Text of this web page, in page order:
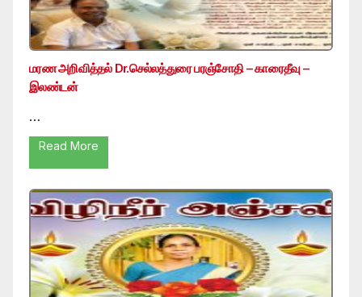
மரண அறிவித்தல் Dr.செல்லத்துரை பரஞ்சோதி – காரைதீவு –
இலண்டன்
…
Read More